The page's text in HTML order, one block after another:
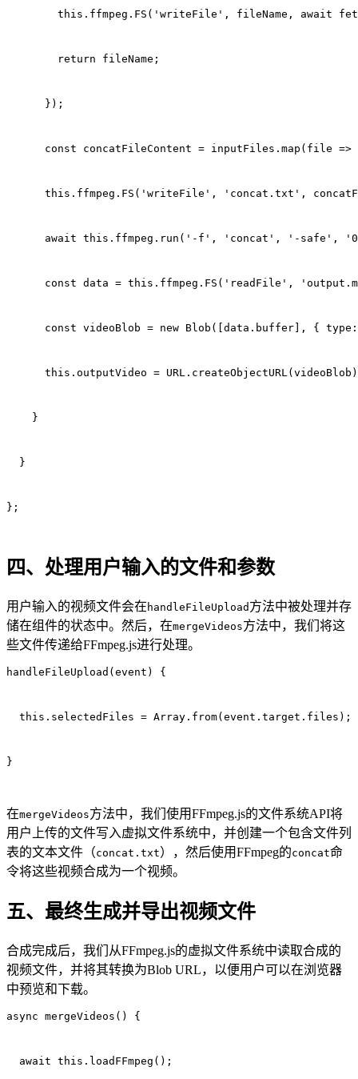
this.ffmpeg.FS('writeFile', fileName, await
        return fileName;
      });
const concatFileContent = inputFiles.map(file =>
this.ffmpeg.FS('writeFile', 'concat.txt',
await this.ffmpeg.run('-f', 'concat', '-safe',
const data = this.ffmpeg.FS('readFile',
const videoBlob = new Blob([data.buffer], {
this.outputVideo =
    }
  }
};
四、处理用户输入的文件和参数
用户输入的视频文件会在 handleFileUpload 方法中被处理并存
储在组件的状态中。然后，在mergeVideos方法中，我们将这
些文件传递给FFmpeg.js进行处理。
handleFileUpload(event) {
  this.selectedFiles = Array.from(event.target.files);
}
在mergeVideos方法中，我们使用FFmpeg.js的文件系统API将
用户上传的文件写入虚拟文件系统中，并创建一个包含文件列
表的文本文件（concat.txt），然后使用FFmpeg的concat命
令将这些视频合成为一个视频。
五、最终生成并导出视频文件
合成完成后，我们从FFmpeg.js的虚拟文件系统中读取合成的
视频文件，并将其转换为Blob URL，以便用户可以在浏览器
中预览和下载。
async mergeVideos() {
  await this.loadFFmpeg();